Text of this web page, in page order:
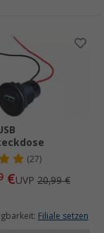
(27)
€UVP 20,99 €
Filiale setzen